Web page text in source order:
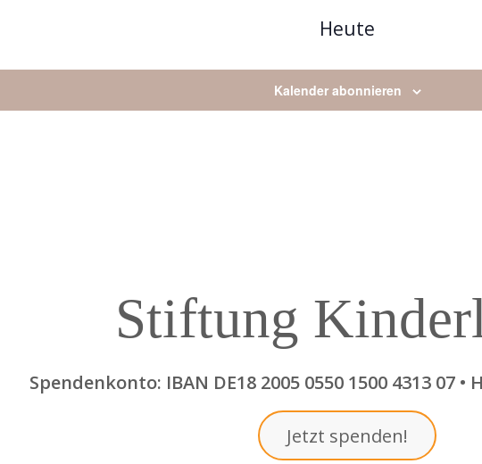
Heute
Kalender abonnieren
Stiftung
Spendenkonto: IBAN DE18 2005 0550 1500 4313 07
Jetzt spenden!